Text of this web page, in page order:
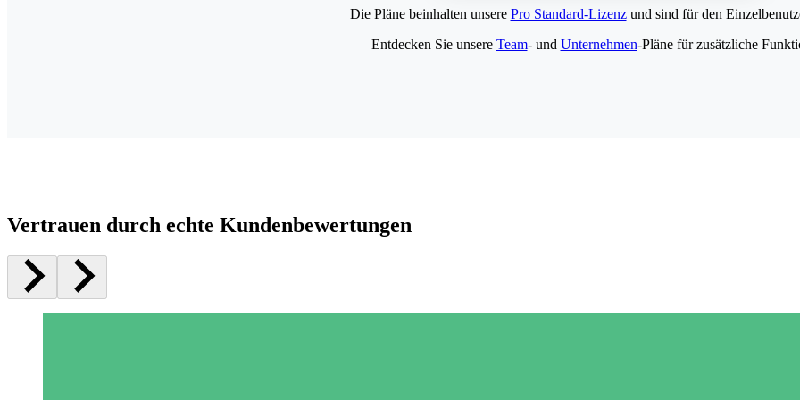
Die Pläne beinhalten unsere Pro Standard-Lizenzund sind für den
Entdecken Sie unsere Team- und Unternehmen-Pläne für zusätzliche
Vertrauen durch echte Kundenbewertungen